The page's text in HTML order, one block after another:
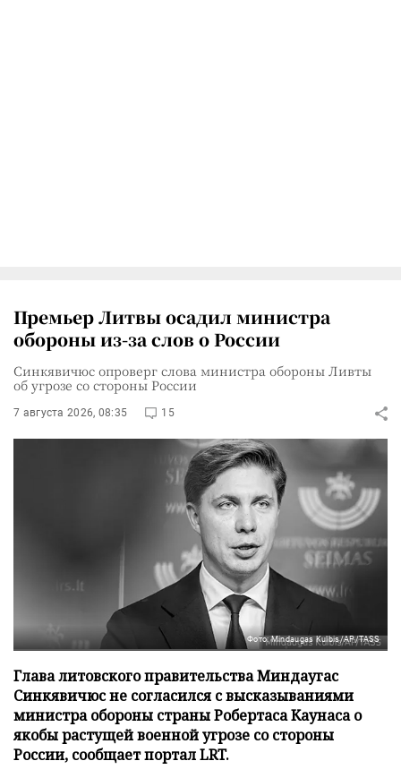
Премьер Литвы осадил министра
обороны из-за слов о России
Синкявичюс опроверг слова министра обороны Ливты
об угрозе со стороны России
7 августа 2026, 08:35 15
Фото: Mindaugas Kulbis/AP/TASS
Глава литовского правительства Миндаугас
Синкявичюс не согласился с высказываниями
министра обороны страны Робертаса Каунаса о
якобы растущей военной угрозе со стороны
России, сообщает портал LRT.